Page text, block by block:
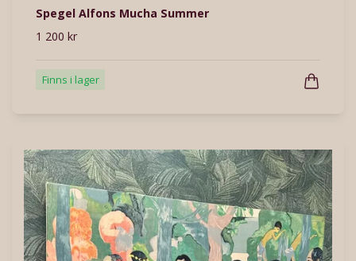
Spegel Alfons Mucha Summer
1 200 kr
Finns i lager